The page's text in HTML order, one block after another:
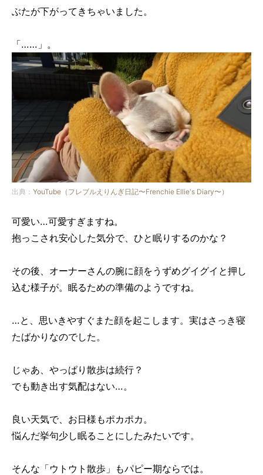
ぶたが下がってきちゃいました。
「……」。
出典： YouTube（フレブルえりんぎ日記〜Frenchie Ellie's Diary〜）
可愛い…可愛すぎますね。
抱っこされ安心した気分で、ひと眠りするのかな？
その後、オーナーさんの腕に顔をうずめグイグイと押し
込む様子が。眠るための準備のようですね。
…と、思いきやすぐまた顔を起こします。実はさっき寝
たばかりなのでした。
じゃあ、やっぱり散歩は続行？
でも動き出す気配はない…。
良い天気で、お日様もポカポカ。
悩んだ挙句少し眠ることにしたみたいです。
そんな「ウトウト散歩」もパピー期ならでは。